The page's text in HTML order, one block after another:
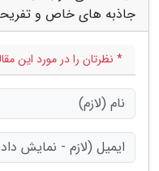
جاذبه های خاص و
* نظرتان را در مورد این